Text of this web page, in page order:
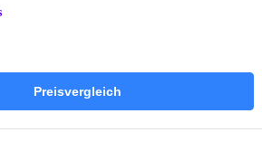
Preisvergleich